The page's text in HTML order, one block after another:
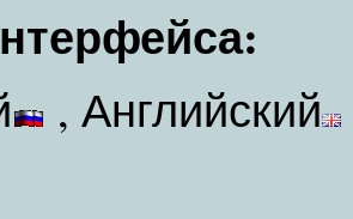
, Английский